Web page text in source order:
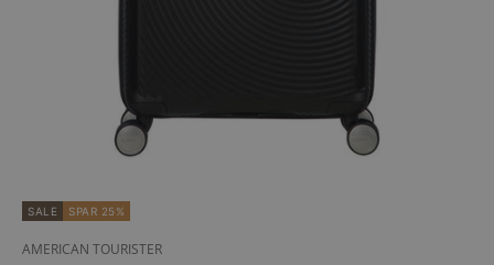
SALE SPAR 25%
AMERICAN TOURISTER